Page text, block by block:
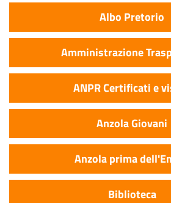
Albo Pretorio
Amministrazione
ANPR Certificati e
Anzola Giovani
Anzola prima
Biblioteca